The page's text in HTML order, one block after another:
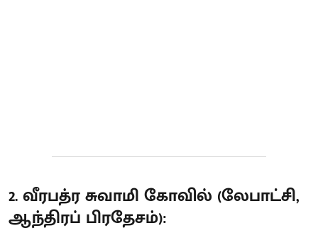
2. வீரபத்ர சுவாமி கோவில் (லேபாட்சி,
ஆந்திரப் பிரதேசம்):